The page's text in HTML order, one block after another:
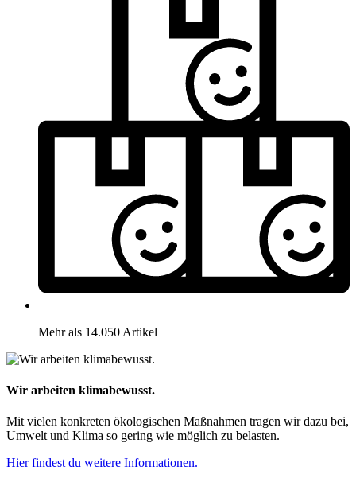
Mehr als 14.050 Artikel
Wir arbeiten klimabewusst.
Mit vielen konkreten ökologischen Maßnahmen tragen wir dazu bei,
Umwelt und Klima so gering wie möglich zu belasten.
Hier findest du weitere Informationen.